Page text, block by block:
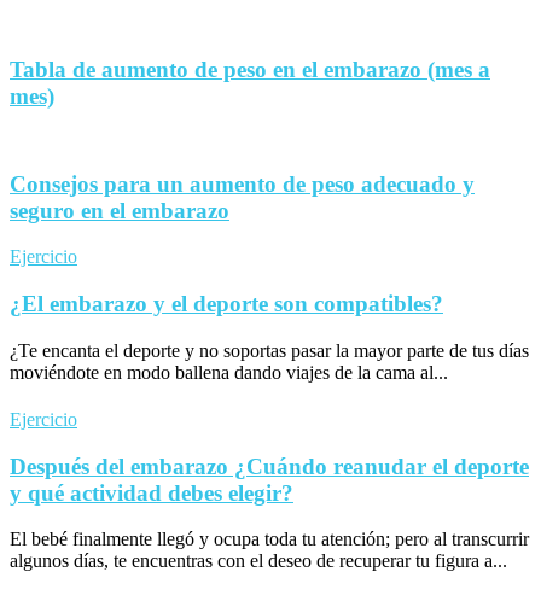
Tabla de aumento de peso en el embarazo (mes a
mes)
Consejos para un aumento de peso adecuado y
seguro en el embarazo
Ejercicio
¿El embarazo y el deporte son compatibles?
¿Te encanta el deporte y no soportas pasar la mayor parte de tus días
moviéndote en modo ballena dando viajes de la cama al...
Ejercicio
Después del embarazo ¿Cuándo reanudar el deporte
y qué actividad debes elegir?
El bebé finalmente llegó y ocupa toda tu atención; pero al transcurrir
algunos días, te encuentras con el deseo de recuperar tu figura a...